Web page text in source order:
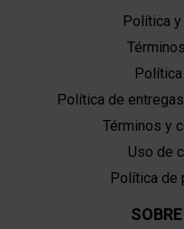
Política
Política de
Términos y
Uso de
Política de